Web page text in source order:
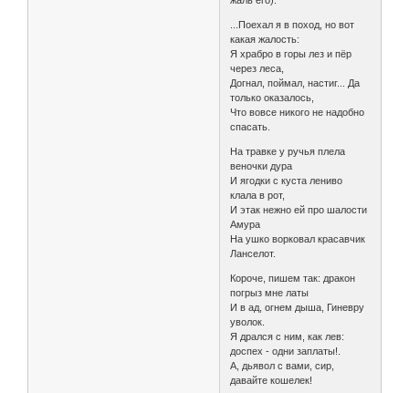
...Поехал я в поход, но вот
какая жалость:
Я храбро в горы лез и пёр
через леса,
Догнал, поймал, настиг... Да
только оказалось,
Что вовсе никого не надобно
спасать.
На травке у ручья плела
веночки дура
И ягодки с куста лениво
клала в рот,
И этак нежно ей про шалости
Амура
На ушко ворковал красавчик
Ланселот.
Короче, пишем так: дракон
погрыз мне латы
И в ад, огнем дыша, Гиневру
уволок.
Я дрался с ним, как лев:
доспех - одни заплаты!.
А, дьявол с вами, сир,
давайте кошелек!